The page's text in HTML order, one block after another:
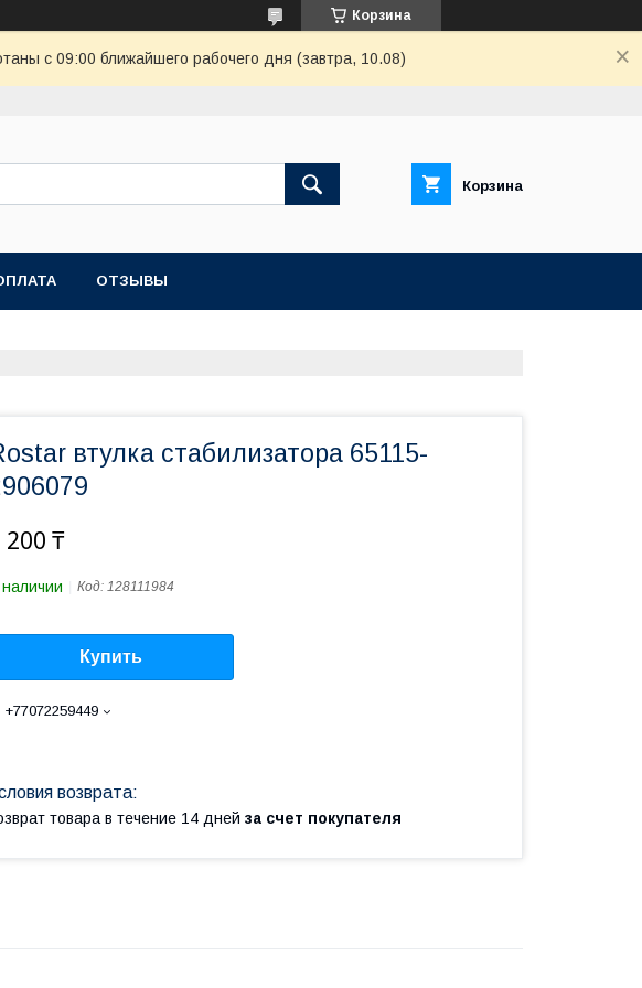
Корзина
с 09:00 ближайшего рабочего дня (завтра, 10.08)
Корзина
ОТЗЫВЫ
втулка стабилизатора 65115-
200 ₸
Код: 128111984
Купить
+77072259449
товара в течение 14 дней за счет покупателя